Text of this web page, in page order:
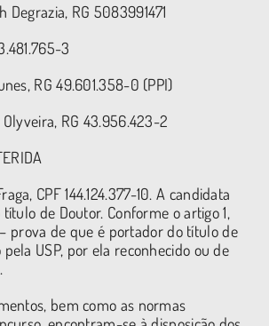
Degrazia, RG 5083991471
3
RG 49.601.358-0 (PPI)
RG 43.956.423-2
CPF 144.124.377-10. A candidata
de Doutor. Conforme o artigo 1,
prova de que é portador do título de
USP, por ela reconhecido ou de
bem como as normas